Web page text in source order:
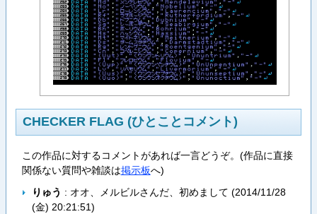
CHECKER FLAG (ひとことコメント)
この作品に対するコメントがあれば一言どうぞ。(作品に直接
関係ない質問や雑談は掲示板へ)
りゅう : オオ、メルビルさんだ、初めまして (2014/11/28
(金) 20:21:51)